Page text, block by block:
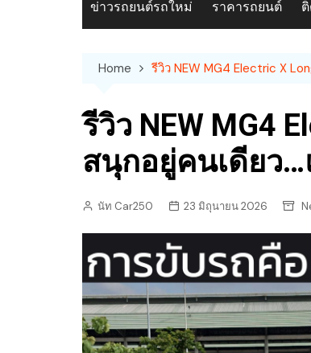
ข่าวรถยนต์รถใหม่ ราคารถยนต์
Home รีวิว NEW MG4 Electric X
รีวิว NEW MG4
สนุกอยู่คนเดียว
นัท Car250 23 มิถุนายน 2026